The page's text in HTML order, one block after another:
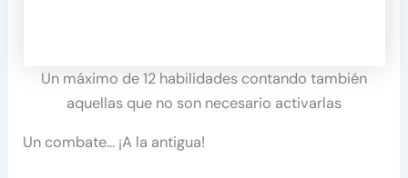
Un máximo de 12 habilidades contando también
aquellas que no son necesario activarlas
Un combate… ¡A la antigua!